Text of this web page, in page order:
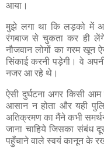
आया।
मुझे लगा था कि लड़को में
रंगबाज से चुकता कर ही
नौजवान लोगों का गरम खून
सिंकाई करनी पड़ेगी। वे
नजर आ रहे थे।
ऐसी दुर्घटना अगर किसी आम
आसान न होता और यही
अतिक्रमण का मैंने कभी
जाना चाहिये जिसका संबंध
पहुँचाने वाले स्वयं कानून के